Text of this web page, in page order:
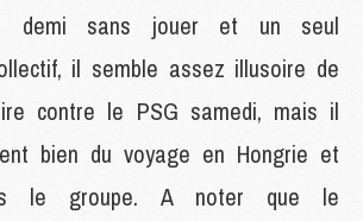
demi sans jouer et un seul
il semble assez illusoire de
contre le PSG samedi, mais il
bien du voyage en Hongrie et
le groupe. A noter que le